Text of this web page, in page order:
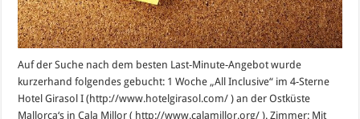
Auf der Suche nach dem besten Last-Minute-Angebot wurde
kurzerhand folgendes gebucht: 1 Woche „All Inclusive“ im 4-Sterne
Hotel Girasol I (http://www.hotelgirasol.com/ ) an der Ostküste
Mallorca‘s in Cala Millor ( http://www.calamillor.org/ ). Zimmer: Mit